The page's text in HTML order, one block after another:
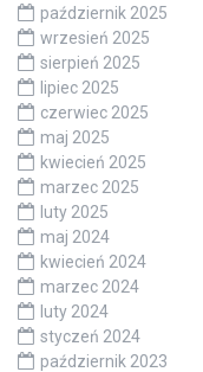
październik 2025
wrzesień 2025
sierpień 2025
lipiec 2025
czerwiec 2025
maj 2025
kwiecień 2025
marzec 2025
luty 2025
maj 2024
kwiecień 2024
marzec 2024
luty 2024
styczeń 2024
październik 2023